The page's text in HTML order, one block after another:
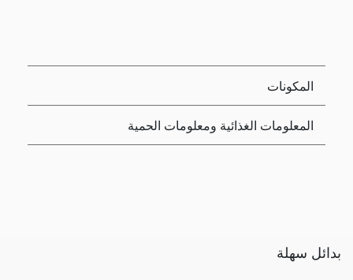
المكونات
المعلومات الغذائية ومعلومات الحمية
بدائل سهلة